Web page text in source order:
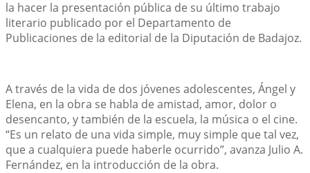
la hacer la presentación pública de su último trabajo
literario publicado por el Departamento de
Publicaciones de la editorial de la Diputación de Badajoz.
A través de la vida de dos jóvenes adolescentes, Ángel y
Elena, en la obra se habla de amistad, amor, dolor o
desencanto, y también de la escuela, la música o el cine.
“Es un relato de una vida simple, muy simple que tal vez,
que a cualquiera puede haberle ocurrido”, avanza Julio A.
Fernández, en la introducción de la obra.